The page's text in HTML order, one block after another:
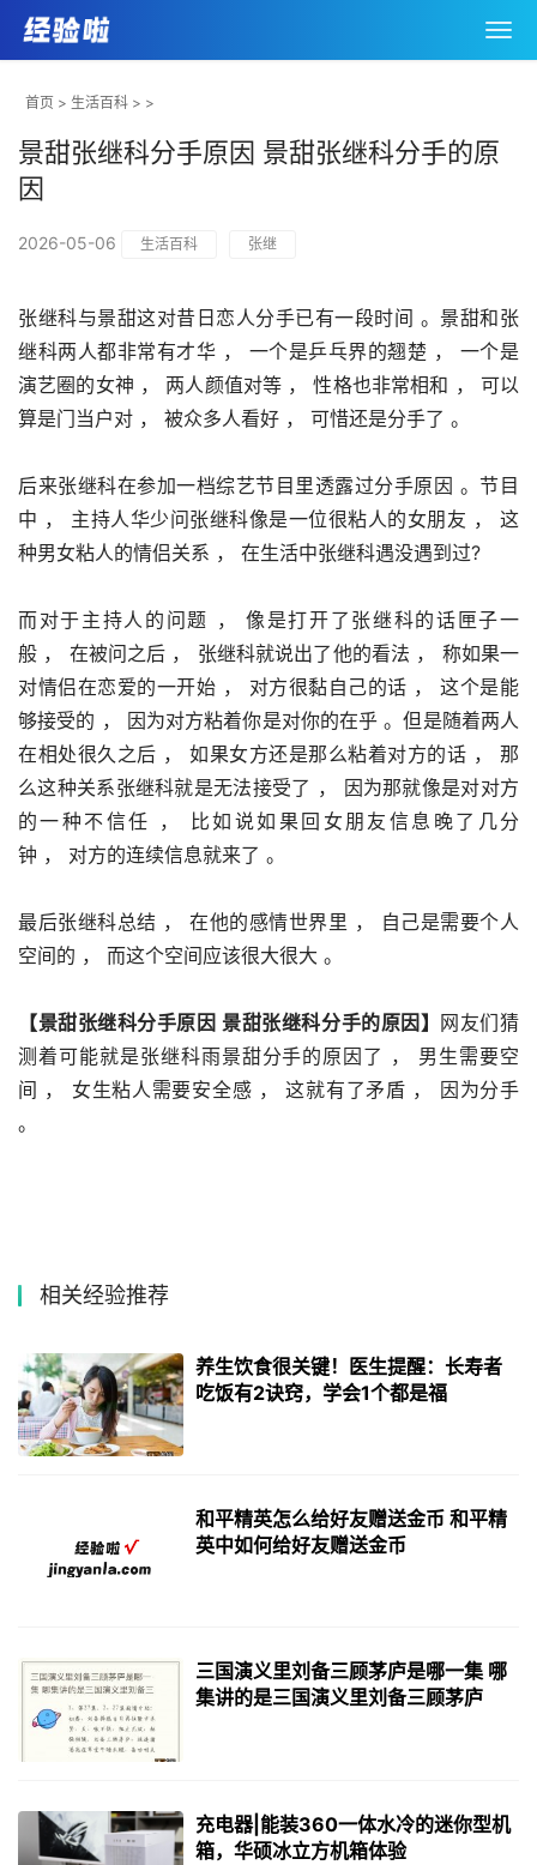
首页 > 生活百科 > >
景甜张继科分手原因 景甜张继科分手的原
因
2026-05-06 生活百科 张继
张继科与景甜这对昔日恋人分手已有一段时间 。景甜和张
继科两人都非常有才华 ， 一个是乒乓界的翘楚 ， 一个是
演艺圈的女神 ， 两人颜值对等 ， 性格也非常相和 ， 可以
算是门当户对 ， 被众多人看好 ， 可惜还是分手了 。
后来张继科在参加一档综艺节目里透露过分手原因 。节目
中 ， 主持人华少问张继科像是一位很粘人的女朋友 ， 这
种男女粘人的情侣关系 ， 在生活中张继科遇没遇到过?
而对于主持人的问题 ， 像是打开了张继科的话匣子一
般 ， 在被问之后 ， 张继科就说出了他的看法 ， 称如果一
对情侣在恋爱的一开始 ， 对方很黏自己的话 ， 这个是能
够接受的 ， 因为对方粘着你是对你的在乎 。但是随着两人
在相处很久之后 ， 如果女方还是那么粘着对方的话 ， 那
么这种关系张继科就是无法接受了 ， 因为那就像是对对方
的一种不信任 ， 比如说如果回女朋友信息晚了几分
钟 ， 对方的连续信息就来了 。
最后张继科总结 ， 在他的感情世界里 ， 自己是需要个人
空间的 ， 而这个空间应该很大很大 。
【景甜张继科分手原因 景甜张继科分手的原因】 网友们猜
测着可能就是张继科雨景甜分手的原因了 ， 男生需要空
间 ， 女生粘人需要安全感 ， 这就有了矛盾 ， 因为分手
。
相关经验推荐
养生饮食很关键！医生提醒：长寿者
吃饭有2诀窍，学会1个都是福
和平精英怎么给好友赠送金币 和平精
英中如何给好友赠送金币
三国演义里刘备三顾茅庐是哪一集 哪
集讲的是三国演义里刘备三顾茅庐
充电器|能装360一体水冷的迷你型机
箱，华硕冰立方机箱体验